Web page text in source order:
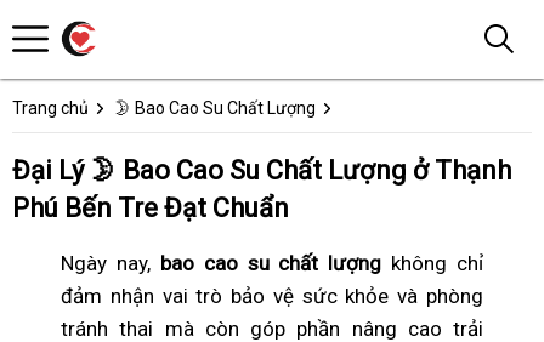
Trang chủ 🌛 Bao Cao Su Chất Lượng
Đại Lý 🌛 Bao Cao Su Chất Lượng ở Thạnh
Phú Bến Tre Đạt Chuẩn
Ngày nay, bao cao su chất lượng không chỉ
đảm nhận vai trò bảo vệ sức khỏe và phòng
tránh thai mà còn góp phần nâng cao trải